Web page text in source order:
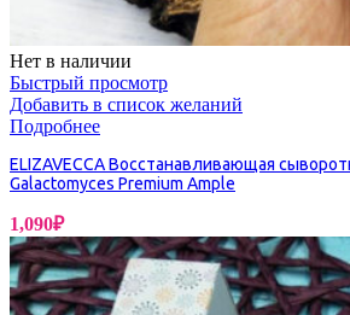
Нет в наличии
Быстрый просмотр
Добавить в список желаний
Подробнее
ELIZAVECCA Восстанавливающая
Galactomyces Premium Ample
1,090₽